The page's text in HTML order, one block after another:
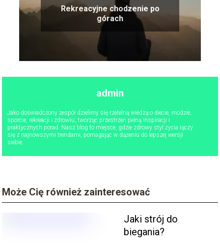
Rekreacyjne chodzenie po
górach
admin
Jako doświadczony zespół dzielimy się rzetelną wiedzą o diecie, modzie,
sporcie, rekreacji i zdrowiu, tworząc przestrzeń pełną inspiracji i
praktycznych porad. Nasz blog to miejsce, gdzie zdrowy styl życia łączy
się z najnowszymi trendami, pomagając w dążeniu do lepszej wersji
siebie.
Może Cię również zainteresować
Jaki strój do
biegania?